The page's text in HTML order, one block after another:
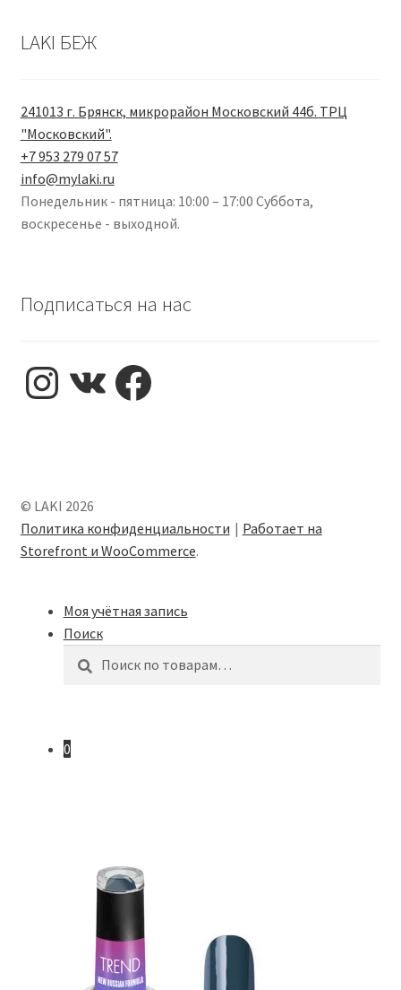
LAKI БЕЖ
241013 г. Брянск, микрорайон Московский 44б. ТРЦ
"Московский".
+7 953 279 07 57
info@mylaki.ru
Понедельник - пятница: 10:00 – 17:00 Суббота,
воскресенье - выходной.
Подписаться на нас
Instagram Facebook
© LAKI 2026
Политика конфиденциальности
Работает на
Storefront и WooCommerce.
Моя учётная запись
Поиск
Искать:
Поиск
0